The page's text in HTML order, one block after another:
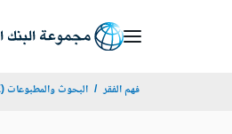
فهم الفقر البحوث والمطبوعات (E)